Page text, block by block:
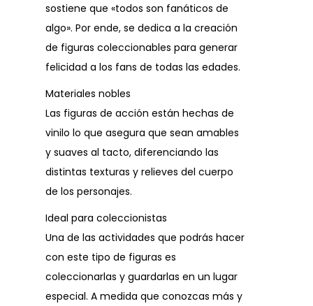
sostiene que «todos son fanáticos de
algo». Por ende, se dedica a la creación
de figuras coleccionables para generar
felicidad a los fans de todas las edades.
Materiales nobles
Las figuras de acción están hechas de
vinilo lo que asegura que sean amables
y suaves al tacto, diferenciando las
distintas texturas y relieves del cuerpo
de los personajes.
Ideal para coleccionistas
Una de las actividades que podrás hacer
con este tipo de figuras es
coleccionarlas y guardarlas en un lugar
especial. A medida que conozcas más y